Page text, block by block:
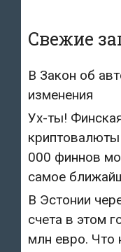
Свежие
В Закон об
изменения
Ух-ты!
000 финнов
самое
В Эстонии
счета в этом
млн евро. Что